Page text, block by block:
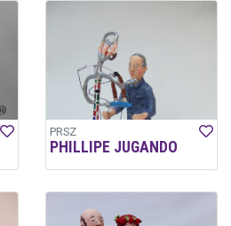
PRSZ
PHILLIPE JUGANDO